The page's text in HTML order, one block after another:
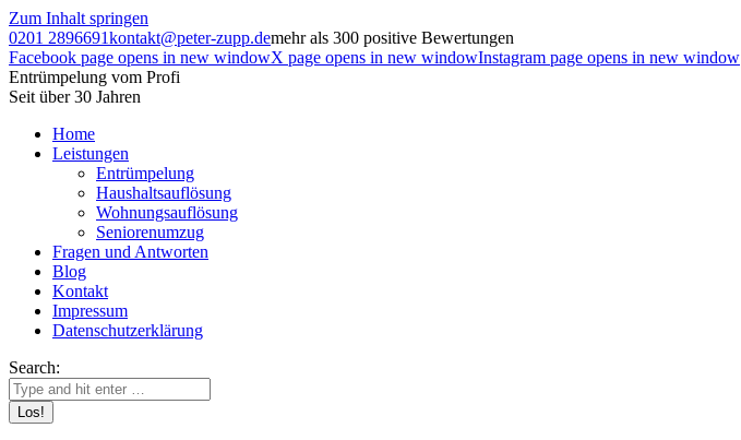
Zum Inhalt springen
0201 2896691kontakt@peter-zupp.demehr als 300 positive Bewertungen
Facebook page opens in new windowX page opens in new windowInstagram page opens in new window
Entrümpelung vom Profi
Seit über 30 Jahren
Home
Leistungen
Entrümpelung
Haushaltsauflösung
Wohnungsauflösung
Seniorenumzug
Fragen und Antworten
Blog
Kontakt
Impressum
Datenschutzerklärung
Search: